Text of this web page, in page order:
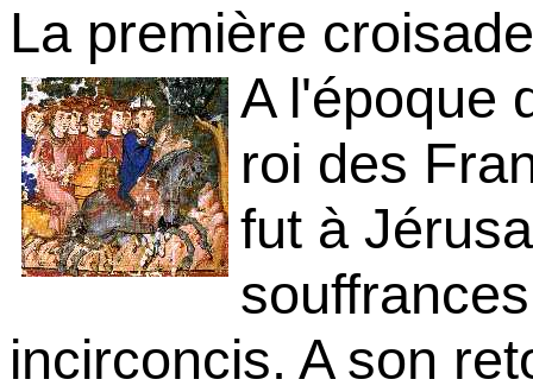
La première
A l'époque
roi des
fut à
incirconcis. A son